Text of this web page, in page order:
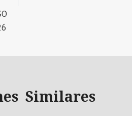
Similares